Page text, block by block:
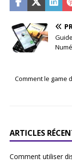
Comment le game
ARTICLES
Comment utiliser